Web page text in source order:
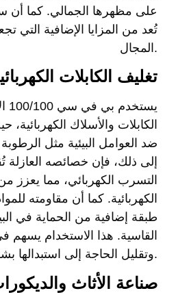
على مظهرها الجمالي. كما أن
تُعد من المزايا الإضافية التي
المجال.
تغليف الكابلات
الكابلات والأسلاك
ضد العوامل البيئية مثل
إلى ذلك، فإن خصائصه
التسرب الكهربائي، مما يعزز
الكهربائية. كما أن مقاومته
طبقة إضافية من الحماية في
القاسية. هذا الاستخدام يسهم
وتقليل الحاجة إلى استبدالها بشكل متكرر.
صناعة الأثاث